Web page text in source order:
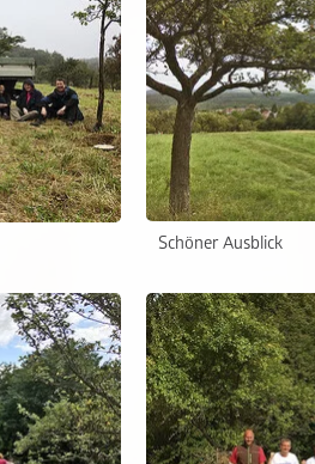
Schöner Ausblick